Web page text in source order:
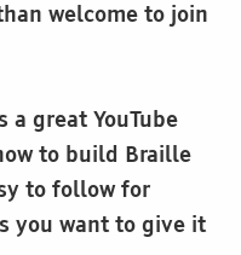
welcome to join
a great YouTube
to build Braille
to follow for
you want to give it